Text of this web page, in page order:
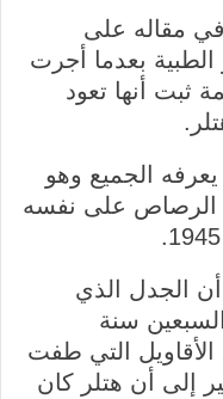
مقاله على
بعدما أجرت
ثبت أنها تعود
الجميع وهو
الرصاص على نفسه
الجدل الذي
سنة
الأقاويل التي طفت
إلى أن هتلر كان